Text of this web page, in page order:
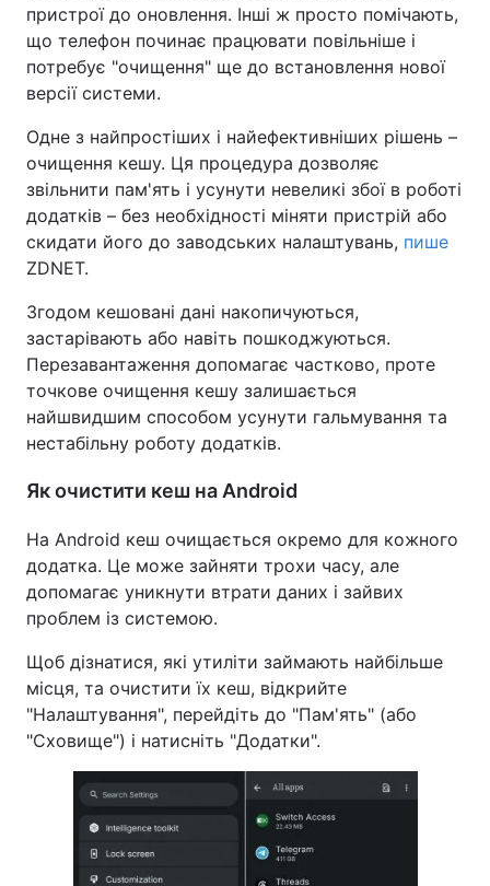
пристрої до оновлення. Інші ж просто помічають,
що телефон починає працювати повільніше і
потребує "очищення" ще до встановлення нової
версії системи.
Одне з найпростіших і найефективніших рішень –
очищення кешу. Ця процедура дозволяє
звільнити пам'ять і усунути невеликі збої в роботі
додатків – без необхідності міняти пристрій або
скидати його до заводських налаштувань, пише
ZDNET.
Згодом кешовані дані накопичуються,
застарівають або навіть пошкоджуються.
Перезавантаження допомагає частково, проте
точкове очищення кешу залишається
найшвидшим способом усунути гальмування та
нестабільну роботу додатків.
Як очистити кеш на Android
На Android кеш очищається окремо для кожного
додатка. Це може зайняти трохи часу, але
допомагає уникнути втрати даних і зайвих
проблем із системою.
Щоб дізнатися, які утиліти займають найбільше
місця, та очистити їх кеш, відкрийте
"Налаштування", перейдіть до "Пам'ять" (або
"Сховище") і натисніть "Додатки".